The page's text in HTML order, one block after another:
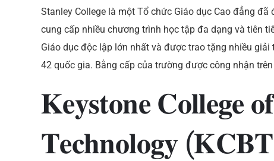
Stanley College là một Tổ chức Giáo dục Cao đẳng
cung cấp nhiều chương trình học tập đa dạng và tiên
Giáo dục độc lập lớn nhất và được trao tặng nhiều
42 quốc gia. Bằng cấp của trường được công nhận
𝐊𝐞𝐲𝐬𝐭𝐨𝐧𝐞 𝐂𝐨𝐥𝐥𝐞𝐠𝐞
𝐓𝐞𝐜𝐡𝐧𝐨𝐥𝐨𝐠𝐲